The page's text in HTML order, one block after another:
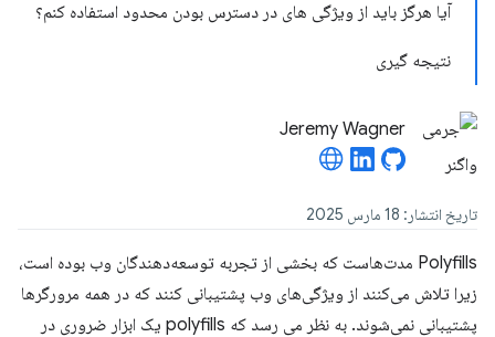
آیا هرگز باید از ویژگی های در دسترس بودن محدود استفاده کنم؟
نتیجه گیری
Jeremy Wagner
تاریخ انتشار: 18 مارس 2025
Polyfills مدت‌هاست که بخشی از تجربه توسعه‌دهندگان وب بوده است،
زیرا تلاش می‌کنند از ویژگی‌های وب پشتیبانی کنند که در همه مرورگرها
پشتیبانی نمی‌شوند. به نظر می رسد که polyfills یک ابزار ضروری در